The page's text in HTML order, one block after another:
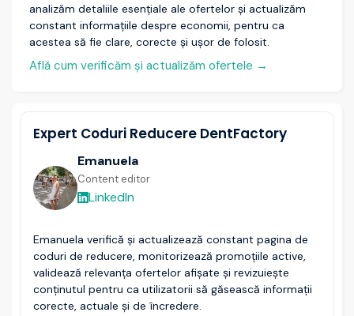
analizăm detaliile esențiale ale ofertelor și actualizăm
constant informațiile despre economii, pentru ca
acestea să fie clare, corecte și ușor de folosit.
Află cum verificăm și actualizăm ofertele →
Expert Coduri Reducere DentFactory
Emanuela
Content editor
LinkedIn
Emanuela verifică și actualizează constant pagina de
coduri de reducere, monitorizează promoțiile active,
validează relevanța ofertelor afișate și revizuiește
conținutul pentru ca utilizatorii să găsească informații
corecte, actuale și de încredere.